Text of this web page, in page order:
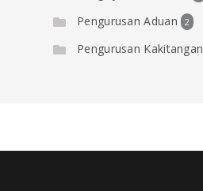
Pengurusan Aduan 2
Pengurusan Kakitangan